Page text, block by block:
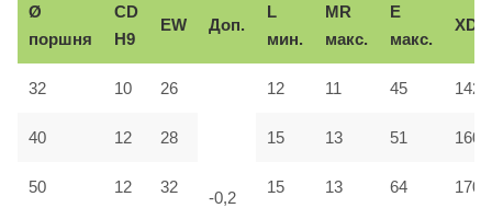
Ø
поршня
CD
H9
EW Доп.
L
мин.
MR
макс.
E
макс.
XD
32 10 26
-0,2
12 11 45 142
40 12 28 15 13 51 160
50 12 32 15 13 64 170